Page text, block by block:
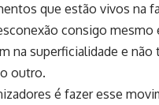
que estão vivos na
consigo
na superficialidade e
outro.
é fazer esse